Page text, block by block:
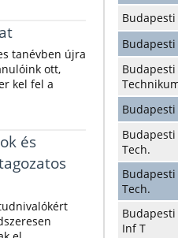
tanévben újra
ott,
kel fel a
és
Budapesti
Tech.
Tech.
Inf T